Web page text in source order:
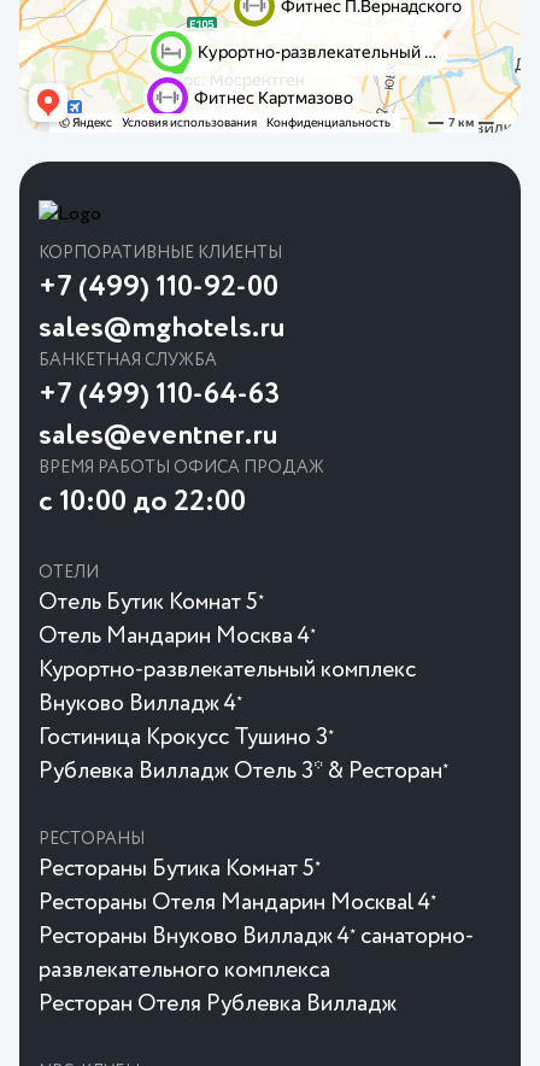
КОРПОРАТИВНЫЕ КЛИЕНТЫ
+7 (499) 110-92-00
sales@mghotels.ru
БАНКЕТНАЯ СЛУЖБА
+7 (499) 110-64-63
sales@eventner.ru
ВРЕМЯ РАБОТЫ ОФИСА ПРОДАЖ
с 10:00 до 22:00
ОТЕЛИ
Отель Бутик Комнат 5★
Отель Мандарин Москва 4★
Курортно-развлекательный комплекс
Внуково Вилладж 4★
Гостиница Крокусc Тушино 3★
Рублевка Вилладж Отель 3* & Ресторан★
РЕСТОРАНЫ
Рестораны Бутика Комнат 5★
Рестораны Отеля Мандарин Москваl 4★
Рестораны Внуково Вилладж 4★
санаторно-
развлекательного комплекса
Ресторан Отеля Рублевка Вилладж